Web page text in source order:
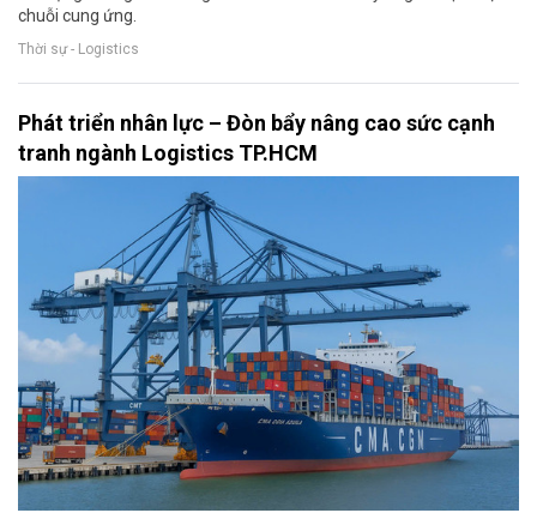
chuỗi cung ứng.
Thời sự - Logistics
Phát triển nhân lực – Đòn bẩy nâng cao sức cạnh
tranh ngành Logistics TP.HCM